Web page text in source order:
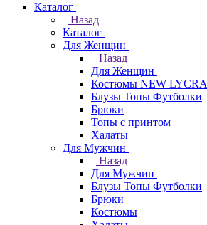
Каталог
Назад
Каталог
Для Женщин
Назад
Для Женщин
Костюмы NEW LYCRA
Блузы Топы Футболки
Брюки
Топы с принтом
Халаты
Для Мужчин
Назад
Для Мужчин
Блузы Топы Футболки
Брюки
Костюмы